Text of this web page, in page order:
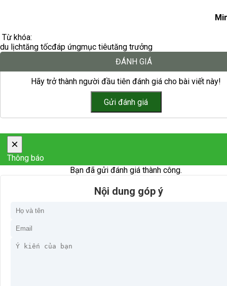
Từ khóa:
du lịchtăng tốcđáp ứngmục tiêutăng trưởng
ĐÁNH GIÁ
Hãy trở thành người đầu tiên đánh giá cho bài viết này!
×
Thông báo
Bạn đã gửi đánh giá thành công.
Nội dung góp ý